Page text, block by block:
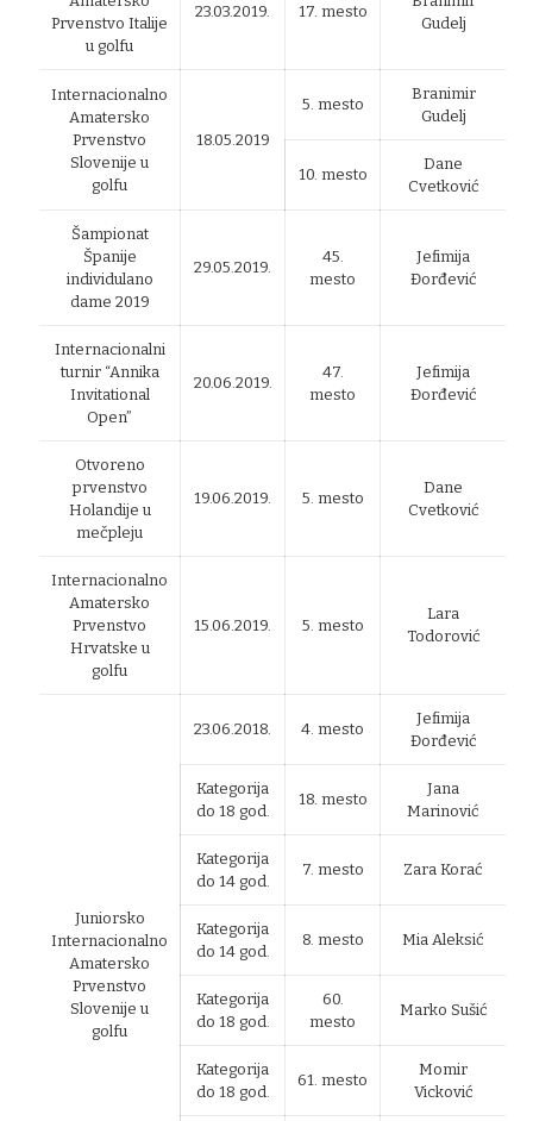
Prvenstvo Italije
u golfu
23.03.2019. 17. mesto
Gudelj
Internacionalno
Amatersko
Prvenstvo
Slovenije u
golfu
18.05.2019
5. mesto
Branimir
Gudelj
10. mesto
Dane
Cvetković
Šampionat
Španije
individulano
dame 2019
29.05.2019.
45.
mesto
Jefimija
Đorđević
Internacionalni
turnir “Annika
Invitational
Open”
20.06.2019.
47.
mesto
Jefimija
Đorđević
Otvoreno
prvenstvo
Holandije u
mečpleju
19.06.2019. 5. mesto
Dane
Cvetković
Internacionalno
Amatersko
Prvenstvo
Hrvatske u
golfu
15.06.2019. 5. mesto
Lara
Todorović
Juniorsko
Internacionalno
Amatersko
Prvenstvo
Slovenije u
golfu
23.06.2018. 4. mesto
Jefimija
Đorđević
Kategorija
do 18 god.
18. mesto
Jana
Marinović
Kategorija
do 14 god.
7. mesto Zara Korać
Kategorija
do 14 god.
8. mesto Mia Aleksić
Kategorija
do 18 god.
60.
mesto
Marko Sušić
Kategorija
do 18 god.
61. mesto
Momir
Vicković